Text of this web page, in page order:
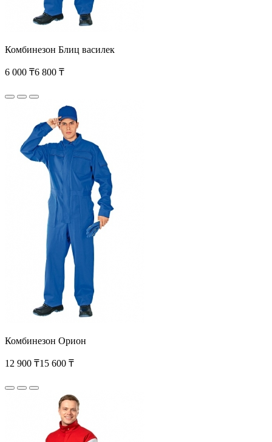
Комбинезон Блиц василек
6 000 ₸6 800 ₸
Комбинезон Орион
12 900 ₸15 600 ₸